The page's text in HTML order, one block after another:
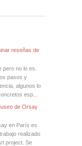
reseñas de
pero no lo es.
pasos y
algunos lo
esp...
de Orsay
en París es
realizado
project. Se